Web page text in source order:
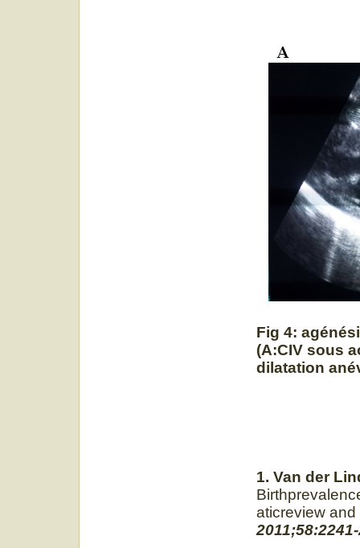
Fig 4:
(A:CIV sous
dilatation
1. Van der
aticreview